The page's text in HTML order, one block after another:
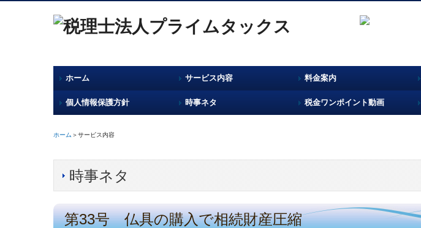
ホーム サービス内容 料金案内
個人情報保護方針 時事ネタ 税金ワンポイント動画
ホーム ＞サービス内容
時事ネタ
第33号 仏具の購入で相続財産圧縮